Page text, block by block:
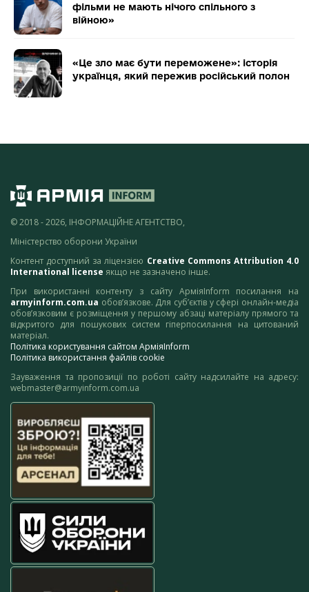
фільми не мають нічого спільного з
війною»
«Це зло має бути переможене»: історія
українця, який пережив російський полон
© 2018 - 2026, ІНФОРМАЦІЙНЕ АГЕНТСТВО,
Міністерство оборони України
Контент доступний за ліцензією Creative Commons Attribution 4.0
International license якщо не зазначено інше.
При використанні контенту з сайту АрміяInform посилання на
armyinform.com.ua обов’язкове. Для суб’єктів у сфері онлайн-медіа
обов’язковим є розміщення у першому абзаці матеріалу прямого та
відкритого для пошукових систем гіперпосилання на цитований
матеріал.
Політика користування сайтом АрміяInform
Політика використання файлів cookie
Зауваження та пропозиції по роботі сайту надсилайте на адресу:
webmaster@armyinform.com.ua